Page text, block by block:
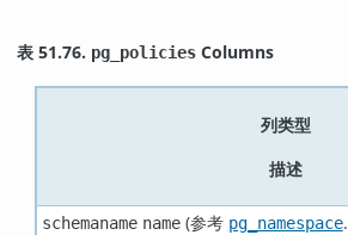
表 51.76. pg_policies Columns
列类型
描述
schemaname name(参考 pg_namespace.